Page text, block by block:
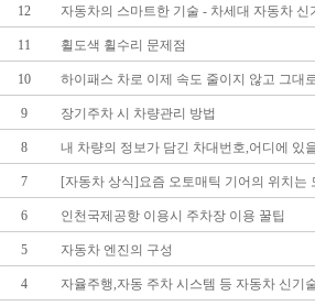
12 자동차의 스마트한 기술 - 차세대 자동차 신
11 휠도색 휠수리 문제점
10 하이패스 차로 이제 속도 줄이지 않고 그대
9 장기주차 시 차량관리 방법
8 내 차량의 정보가 담긴 차대번호,어디에 있
7 [자동차 상식]요즘 오토매틱 기어의 위치는
6 인천국제공항 이용시 주차장 이용 꿀팁
5 자동차 엔진의 구성
4 자율주행,자동 주차 시스템 등 자동차 신기